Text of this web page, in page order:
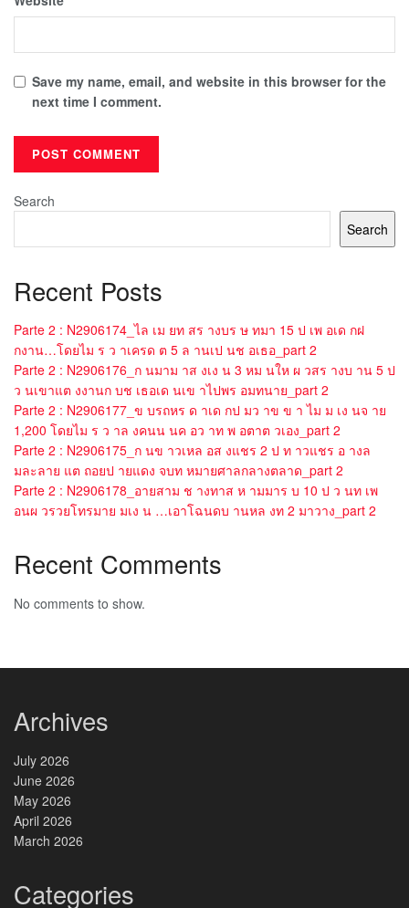
Save my name, email, and website in this browser for the
next time I comment.
Search
Search
Recent Posts
Parte 2 : N2906174_ไล เม ยท สร างบร ษ ทมา 15 ป เพ อเด กฝ
กงาน…โดยไม ร ว าเครด ต 5 ล านเป นช อเธอ_part 2
Parte 2 : N2906176_ก นมาม าส งเง น 3 หม นให ผ วสร างบ าน 5 ป
ว นเขาแต งงานก บช เธอเด นเข าไปพร อมทนาย_part 2
Parte 2 : N2906177_ข บรถหร ด าเด กป มว าข ข า ไม ม เง นจ าย
1,200 โดยไม ร ว าล งคนน นค อว าท พ อตาต วเอง_part 2
Parte 2 : N2906175_ก นข าวเหล อส งแชร 2 ป ท าวแชร อ างล
มละลาย แต ถอยป ายแดง จบท หมายศาลกลางตลาด_part 2
Parte 2 : N2906178_อายสาม ช างทาส ห ามมาร บ 10 ป ว นท เพ
อนผ วรวยโทรมาย มเง น …เอาโฉนดบ านหล งท 2 มาวาง_part 2
Recent Comments
No comments to show.
Archives
July 2026
June 2026
May 2026
April 2026
March 2026
Categories